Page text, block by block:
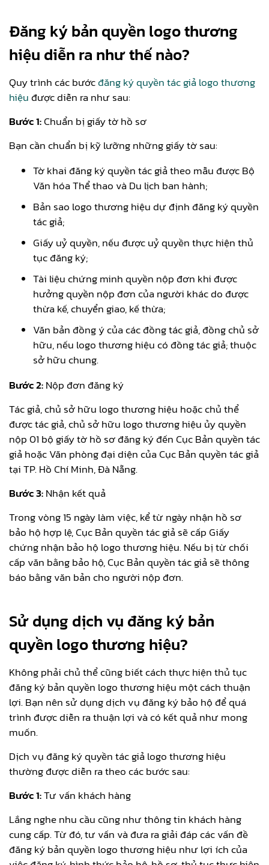
Đăng ký bản quyền logo thương
hiệu diễn ra như thế nào?
Quy trình các bướcđăng ký quyền tác giả logo thương
hiệuđược diễn ra như sau:
Bước 1:Chuẩn bị giấy tờ hồ sơ
Bạn cần chuẩn bị kỹ lưỡng những giấy tờ sau:
Tờ khai đăng ký quyền tác giả theo mẫu được Bộ
Văn hóa Thể thao và Du lịch ban hành;
Bản sao logo thương hiệu dự định đăng ký quyền
tác giả;
Giấy uỷ quyền, nếu được uỷ quyền thực hiện thủ
tục đăng ký;
Tài liệu chứng minh quyền nộp đơn khi được
hưởng quyền nộp đơn của người khác do được
thừa kế, chuyển giao, kế thừa;
Văn bản đồng ý của các đồng tác giả, đồng chủ sở
hữu, nếu logo thương hiệu có đồng tác giả; thuộc
sở hữu chung.
Bước 2:Nộp đơn đăng ký
Tác giả, chủ sở hữu logo thương hiệu hoặc chủ thể
được tác giả, chủ sở hữu logo thương hiệu ủy quyền
nộp 01 bộ giấy tờ hồ sơ đăng ký đến Cục Bản quyền tác
giả hoặc Văn phòng đại diện của Cục Bản quyền tác giả
tại TP. Hồ Chí Minh, Đà Nẵng.
Bước 3:Nhận kết quả
Trong vòng 15 ngày làm việc, kể từ ngày nhận hồ sơ
bảo hộ hợp lệ, Cục Bản quyền tác giả sẽ cấp Giấy
chứng nhận bảo hộ logo thương hiệu. Nếu bị từ chối
cấp văn bằng bảo hộ, Cục Bản quyền tác giả sẽ thông
báo bằng văn bản cho người nộp đơn.
Sử dụng dịch vụ đăng ký bản
quyền logo thương hiệu?
Không phải chủ thể cũng biết cách thực hiện thủ tục
đăng ký bản quyền logo thương hiệu một cách thuận
lợi. Bạn nên sử dụng dịch vụ đăng ký bảo hộ để quá
trình được diễn ra thuận lợi và có kết quả như mong
muốn.
Dịch vụ đăng ký quyền tác giả logo thương hiệu
thường được diễn ra theo các bước sau:
Bước 1:Tư vấn khách hàng
Lắng nghe nhu cầu cũng như thông tin khách hàng
cung cấp. Từ đó, tư vấn và đưa ra giải đáp các vấn đề
đăng ký bản quyền logo thương hiệu như lợi ích của